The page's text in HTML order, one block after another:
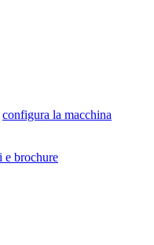
configura la macchina
e brochure